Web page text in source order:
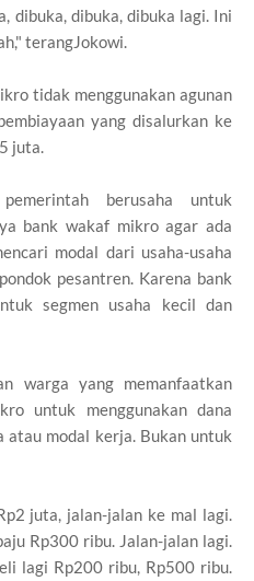
dibuka, dibuka, dibuka lagi. Ini
terangJokowi.
tidak menggunakan agunan
yang disalurkan ke
juta.
berusaha untuk
bank wakaf mikro agar ada
modal dari usaha-usaha
pesantren. Karena bank
segmen usaha kecil dan
warga yang memanfaatkan
untuk menggunakan dana
atau modal kerja. Bukan untuk
juta, jalan-jalan ke mal lagi.
Rp300 ribu. Jalan-jalan lagi.
lagi Rp200 ribu, Rp500 ribu.